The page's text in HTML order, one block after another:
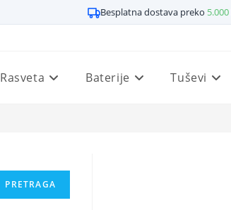
Besplatna dostava preko 5.000
Rasveta Baterije Tuševi
PRETRAGA